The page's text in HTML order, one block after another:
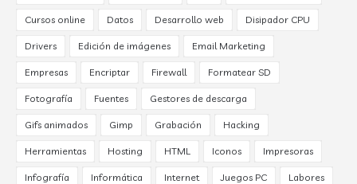
Cursos online Datos Desarrollo web Disipador CPU
Drivers Edición de imágenes Email Marketing
Empresas Encriptar Firewall Formatear SD
Fotografía Fuentes Gestores de descarga
Gifs animados Gimp Grabación Hacking
Herramientas Hosting HTML Iconos Impresoras
Infografía Informática Internet Juegos PC Labores